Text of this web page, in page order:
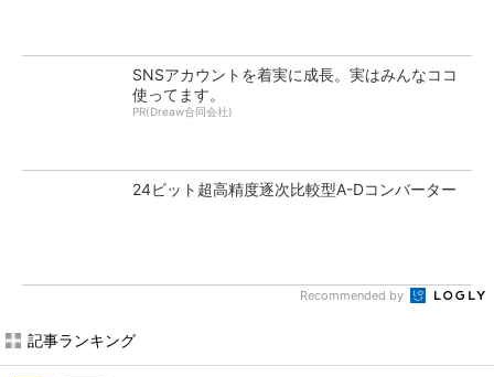
SNSアカウントを着実に成長。実はみんなココ
使ってます。
PR(Dreaw合同会社)
24ビット超高精度逐次比較型A-Dコンバーター
Recommended by
記事ランキング